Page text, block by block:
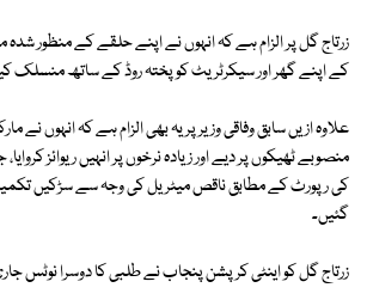
زرتاج گل پر الزام ہے کہ انہوں نے اپنے حلقے کے منظور شدہ
کے اپنے گھر اور سیکرٹریٹ کو پختہ روڈ کے ساتھ منسلک
علاوہ ازیں سابق وفاقی وزیر پر یہ بھی الزام ہے کہ انہوں نے
منصوبے ٹھیکوں پر دیے اور زیادہ نرخوں پر انہیں ریوائز
کی رپورٹ کے مطابق ناقص میٹریل کی وجہ سے سڑکیں
گئیں۔
زرتاج گل کو اینٹی کرپشن پنجاب نے طلبی کا دوسرا نوٹس